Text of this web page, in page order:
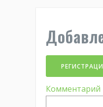
Комментарий